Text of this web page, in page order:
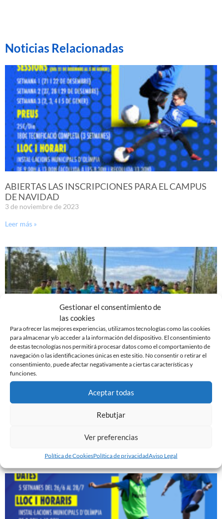
Gestionar el consentimiento de
las cookies
Para ofrecer las mejores experiencias, utilizamos tecnologías como las cookies
para almacenar y/o acceder a la información del dispositivo. El consentimiento
de estas tecnologías nos permitirá procesar datos como el comportamiento de
navegación o las identificaciones únicas en este sitio. No consentir o retirar el
consentimiento, puede afectar negativamente a ciertas características y
funciones.
Aceptar todas
Rebutjar
Ver preferencias
Política de CookiesPolítica de privacidadAviso Legal
Noticias Relacionadas
ABIERTAS LAS INSCRIPCIONES PARA EL CAMPUS
DE NAVIDAD
3 de noviembre de 2023
Leer más »
EN MARCHA LA PRETEMPORADA DEL FILIAL
7 de agosto de 2023